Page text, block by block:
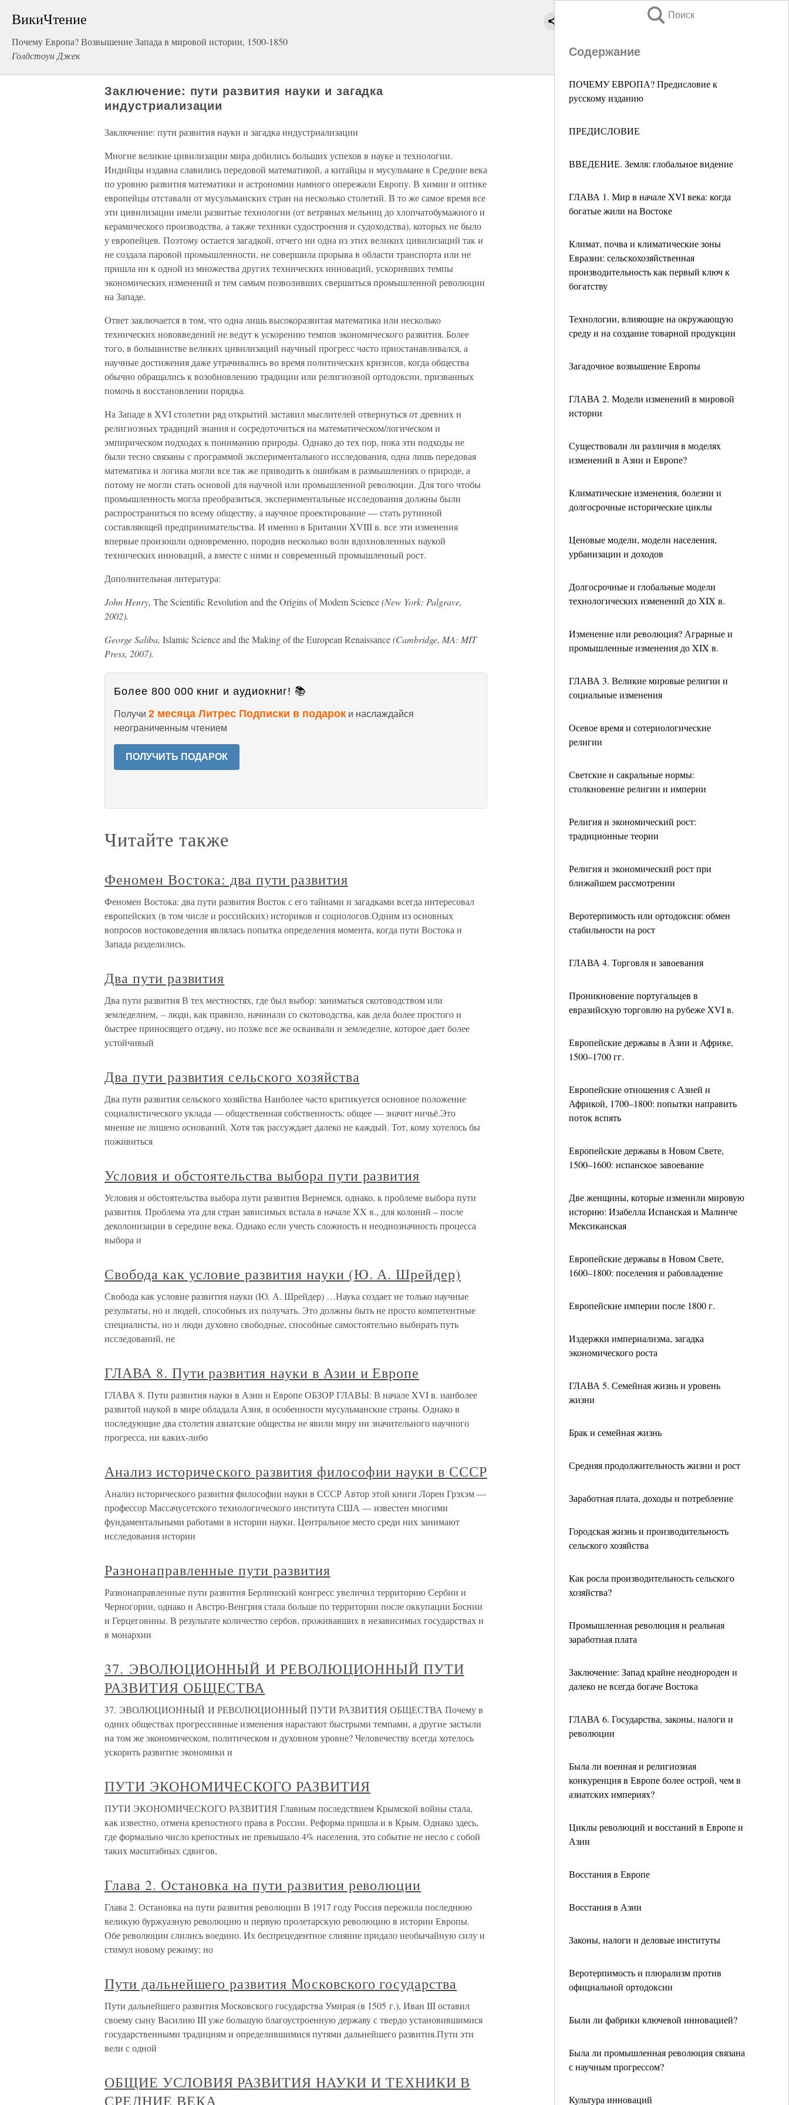
ВикиЧтение
Почему Европа? Возвышение Запада в мировой истории, 1500-1850
Голдстоун Джек
Поиск
Содержание
ПОЧЕМУ ЕВРОПА? Предисловие к
русскому изданию
ПРЕДИСЛОВИЕ
ВВЕДЕНИЕ. Земля: глобальное видение
ГЛАВА 1. Мир в начале XVI века: когда
богатые жили на Востоке
Климат, почва и климатические зоны
Евразии: сельскохозяйственная
производительность как первый ключ к
богатству
Технологии, влияющие на окружающую
среду и на создание товарной продукции
Загадочное возвышение Европы
ГЛАВА 2. Модели изменений в мировой
истории
Существовали ли различия в моделях
изменений в Азии и Европе?
Климатические изменения, болезни и
долгосрочные исторические циклы
Ценовые модели, модели населения,
урбанизации и доходов
Долгосрочные и глобальные модели
технологических изменений до XIX в.
Изменение или революция? Аграрные и
промышленные изменения до XIX в.
ГЛАВА 3. Великие мировые религии и
социальные изменения
Осевое время и сотериологические
религии
Светские и сакральные нормы:
столкновение религии и империи
Религия и экономический рост:
традиционные теории
Религия и экономический рост при
ближайшем рассмотрении
Веротерпимость или ортодоксия: обмен
стабильности на рост
ГЛАВА 4. Торговля и завоевания
Проникновение португальцев в
евразийскую торговлю на рубеже XVI в.
Европейские державы в Азии и Африке,
1500–1700 гг.
Европейские отношения с Азией и
Африкой, 1700–1800: попытки направить
поток вспять
Европейские державы в Новом Свете,
1500–1600: испанское завоевание
Две женщины, которые изменили мировую
историю: Изабелла Испанская и Малинче
Мексиканская
Европейские державы в Новом Свете,
1600–1800: поселения и рабовладение
Европейские империи после 1800 г.
Издержки империализма, загадка
экономического роста
ГЛАВА 5. Семейная жизнь и уровень
жизни
Брак и семейная жизнь
Средняя продолжительность жизни и рост
Заработная плата, доходы и потребление
Городская жизнь и производительность
сельского хозяйства
Как росла производительность сельского
хозяйства?
Промышленная революция и реальная
заработная плата
Заключение: Запад крайне неоднороден и
далеко не всегда богаче Востока
ГЛАВА 6. Государства, законы, налоги и
революции
Была ли военная и религиозная
конкуренция в Европе более острой, чем в
азиатских империях?
Циклы революций и восстаний в Европе и
Азии
Восстания в Европе
Восстания в Азии
Законы, налоги и деловые институты
Веротерпимость и плюрализм против
официальной ортодоксии
Были ли фабрики ключевой инновацией?
Была ли промышленная революция связана
с научным прогрессом?
Культура инноваций
Заключение: пути развития науки и загадка
индустриализации
Заключение: пути развития науки и загадка индустриализации
Многие великие цивилизации мира добились больших успехов в науке и технологии.
Индийцы издавна славились передовой математикой, а китайцы и мусульмане в Средние века
по уровню развития математики и астрономии намного опережали Европу. В химии и оптике
европейцы отставали от мусульманских стран на несколько столетий. В то же самое время все
эти цивилизации имели развитые технологии (от ветряных мельниц до хлопчатобумажного и
керамического производства, а также техники судостроения и судоходства), которых не было
у европейцев. Поэтому остается загадкой, отчего ни одна из этих великих цивилизаций так и
не создала паровой промышленности, не совершила прорыва в области транспорта или не
пришла ни к одной из множества других технических инноваций, ускоривших темпы
экономических изменений и тем самым позволивших свершиться промышленной революции
на Западе.
Ответ заключается в том, что одна лишь высокоразвитая математика или несколько
технических нововведений не ведут к ускорению темпов экономического развития. Более
того, в большинстве великих цивилизаций научный прогресс часто приостанавливался, а
научные достижения даже утрачивались во время политических кризисов, когда общества
обычно обращались к возобновлению традиции или религиозной ортодоксии, призванных
помочь в восстановлении порядка.
На Западе в XVI столетии ряд открытий заставил мыслителей отвернуться от древних и
религиозных традиций знания и сосредоточиться на математическом/логическом и
эмпирическом подходах к пониманию природы. Однако до тех пор, пока эти подходы не
были тесно связаны с программой экспериментального исследования, одна лишь передовая
математика и логика могли все так же приводить к ошибкам в размышлениях о природе, а
потому не могли стать основой для научной или промышленной революции. Для того чтобы
промышленность могла преобразиться, экспериментальные исследования должны были
распространиться по всему обществу, а научное проектирование — стать рутинной
составляющей предпринимательства. И именно в Британии XVIII в. все эти изменения
впервые произошли одновременно, породив несколько волн вдохновленных наукой
технических инноваций, а вместе с ними и современный промышленный рост.
Дополнительная литература:
John Henry, The Scientific Revolution and the Origins of Modem Science(New York: Palgrave,
2002).
George Saliba, Islamic Science and the Making of the European Renaissance(Cambridge, MA: MIT
Press, 2007).
Более 800 000 книг и аудиокниг! 📚
Получи 2 месяца Литрес Подписки в подарок и наслаждайся
неограниченным чтением
ПОЛУЧИТЬ ПОДАРОК
Читайте также
Феномен Востока: два пути развития
Феномен Востока: два пути развития Восток с его тайнами и загадками всегда интересовал
европейских (в том числе и российских) историков и социологов.Одним из основных
вопросов востоковедения являлась попытка определения момента, когда пути Востока и
Запада разделились.
Два пути развития
Два пути развития В тех местностях, где был выбор: заниматься скотоводством или
земледелием, – люди, как правило, начинали со скотоводства, как дела более простого и
быстрее приносящего отдачу, но позже все же осваивали и земледелие, которое дает более
устойчивый
Два пути развития сельского хозяйства
Два пути развития сельского хозяйства Наиболее часто критикуется основное положение
социалистического уклада — общественная собственность: общее — значит ничьё.Это
мнение не лишено оснований. Хотя так рассуждает далеко не каждый. Тот, кому хотелось бы
поживиться
Условия и обстоятельства выбора пути развития
Условия и обстоятельства выбора пути развития Вернемся, однако, к проблеме выбора пути
развития. Проблема эта для стран зависимых встала в начале XX в., для колоний – после
деколонизации в середине века. Однако если учесть сложность и неоднозначность процесса
выбора и
Свобода как условие развития науки (Ю. А. Шрейдер)
Свобода как условие развития науки (Ю. А. Шрейдер) …Наука создает не только научные
результаты, но и людей, способных их получать. Это должны быть не просто компетентные
специалисты, но и люди духовно свободные, способные самостоятельно выбирать путь
исследований, не
ГЛАВА 8. Пути развития науки в Азии и Европе
ГЛАВА 8. Пути развития науки в Азии и Европе ОБЗОР ГЛАВЫ: В начале XVI в. наиболее
развитой наукой в мире обладала Азия, в особенности мусульманские страны. Однако в
последующие два столетия азиатские общества не явили миру ни значительного научного
прогресса, ни каких-либо
Анализ исторического развития философии науки в СССР
Анализ исторического развития философии науки в СССР Автор этой книги Лорен Грэхэм —
профессор Массачусетского технологического института США — известен многими
фундаментальными работами в истории науки. Центральное место среди них занимают
исследования истории
Разнонаправленные пути развития
Разнонаправленные пути развития Берлинский конгресс увеличил территорию Сербии и
Черногории, однако и Австро-Венгрия стала больше по территории после оккупации Боснии
и Герцеговины. В результате количество сербов, проживавших в независимых государствах и
в монархии
37. ЭВОЛЮЦИОННЫЙ И РЕВОЛЮЦИОННЫЙ ПУТИ
РАЗВИТИЯ ОБЩЕСТВА
37. ЭВОЛЮЦИОННЫЙ И РЕВОЛЮЦИОННЫЙ ПУТИ РАЗВИТИЯ ОБЩЕСТВА Почему в
одних обществах прогрессивные изменения нарастают быстрыми темпами, а другие застыли
на том же экономическом, политическом и духовном уровне? Человечеству всегда хотелось
ускорить развитие экономики и
ПУТИ ЭКОНОМИЧЕСКОГО РАЗВИТИЯ
ПУТИ ЭКОНОМИЧЕСКОГО РАЗВИТИЯ Главным последствием Крымской войны стала,
как известно, отмена крепостного права в России. Реформа пришла и в Крым. Однако здесь,
где формально число крепостных не превышало 4% населения, это событие не несло с собой
таких масштабных сдвигов,
Глава 2. Остановка на пути развития революции
Глава 2. Остановка на пути развития революции В 1917 году Россия пережила последнюю
великую буржуазную революцию и первую пролетарскую революцию в истории Европы.
Обе революции слились воедино. Их беспрецедентное слияние придало необычайную силу и
стимул новому режиму; но
Пути дальнейшего развития Московского государства
Пути дальнейшего развития Московского государства Умирая (в 1505 г.), Иван III оставил
своему сыну Василию III уже большую благоустроенную державу с твердо установившимися
государственными традициям и определившимися путями дальнейшего развития.Пути эти
вели с одной
ОБЩИЕ УСЛОВИЯ РАЗВИТИЯ НАУКИ И ТЕХНИКИ В
СРЕДНИЕ ВЕКА